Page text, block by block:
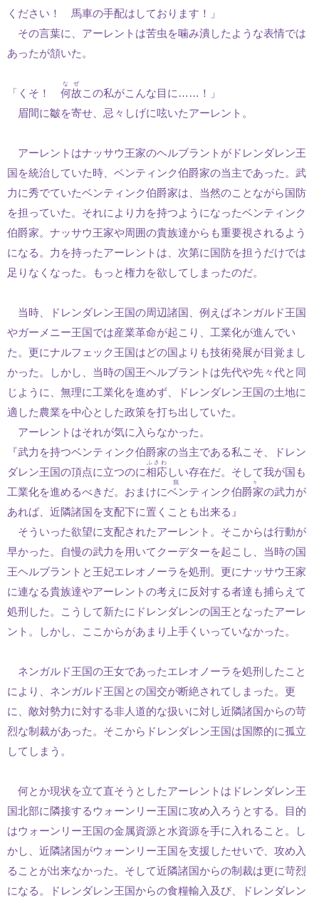
ください！ 馬車の手配はしております！」
その言葉に、アーレントは苦虫を噛み潰したような表情では
あったが頷いた。
「くそ！ 何故
なぜ
この私がこんな目に……！」
眉間に皺を寄せ、忌々しげに呟いたアーレント。
アーレントはナッサウ王家のヘルブラントがドレンダレン王
国を統治していた時、ベンティンク伯爵家の当主であった。武
力に秀でていたベンティンク伯爵家は、当然のことながら国防
を担っていた。それにより力を持つようになったベンティンク
伯爵家。ナッサウ王家や周囲の貴族達からも重要視されるよう
になる。力を持ったアーレントは、次第に国防を担うだけでは
足りなくなった。もっと権力を欲してしまったのだ。
当時、ドレンダレン王国の周辺諸国、例えばネンガルド王国
やガーメニー王国では産業革命が起こり、工業化が進んでい
た。更にナルフェック王国はどの国よりも技術発展が目覚まし
かった。しかし、当時の国王ヘルブラントは先代や先々代と同
じように、無理に工業化を進めず、ドレンダレン王国の土地に
適した農業を中心とした政策を打ち出していた。
アーレントはそれが気に入らなかった。
『武力を持つベンティンク伯爵家の当主である私こそ、ドレン
ダレン王国の頂点に立つのに相応
ふさわ
しい存在だ。そして我が国も
工業化を進めるべきだ。おまけにベンティンク伯爵家
我々
の武力が
あれば、近隣諸国を支配下に置くことも出来る』
そういった欲望に支配されたアーレント。そこからは行動が
早かった。自慢の武力を用いてクーデターを起こし、当時の国
王ヘルブラントと王妃エレオノーラを処刑。更にナッサウ王家
に連なる貴族達やアーレントの考えに反対する者達も捕らえて
処刑した。こうして新たにドレンダレンの国王となったアーレ
ント。しかし、ここからがあまり上手くいっていなかった。
ネンガルド王国の王女であったエレオノーラを処刑したこと
により、ネンガルド王国との国交が断絶されてしまった。更
に、敵対勢力に対する非人道的な扱いに対し近隣諸国からの苛
烈な制裁があった。そこからドレンダレン王国は国際的に孤立
してしまう。
何とか現状を立て直そうとしたアーレントはドレンダレン王
国北部に隣接するウォーンリー王国に攻め入ろうとする。目的
はウォーンリー王国の金属資源と水資源を手に入れること。し
かし、近隣諸国がウォーンリー王国を支援したせいで、攻め入
ることが出来なかった。そして近隣諸国からの制裁は更に苛烈
になる。ドレンダレン王国からの食糧輸入及び、ドレンダレン